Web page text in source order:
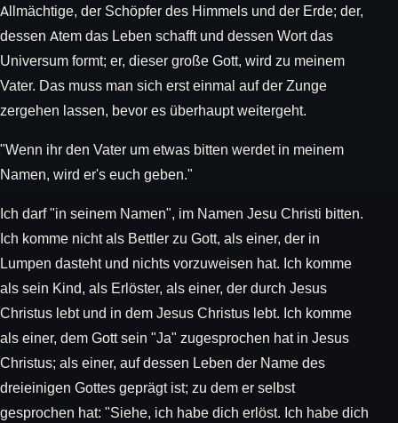
Allmächtige, der Schöpfer des Himmels und der Erde; der,
dessen Atem das Leben schafft und dessen Wort das
Universum formt; er, dieser große Gott, wird zu meinem
Vater. Das muss man sich erst einmal auf der Zunge
zergehen lassen, bevor es überhaupt weitergeht.
"Wenn ihr den Vater um etwas bitten werdet in meinem
Namen, wird er's euch geben."
Ich darf "in seinem Namen", im Namen Jesu Christi bitten.
Ich komme nicht als Bettler zu Gott, als einer, der in
Lumpen dasteht und nichts vorzuweisen hat. Ich komme
als sein Kind, als Erlöster, als einer, der durch Jesus
Christus lebt und in dem Jesus Christus lebt. Ich komme
als einer, dem Gott sein "Ja" zugesprochen hat in Jesus
Christus; als einer, auf dessen Leben der Name des
dreieinigen Gottes geprägt ist; zu dem er selbst
gesprochen hat: "Siehe, ich habe dich erlöst. Ich habe dich